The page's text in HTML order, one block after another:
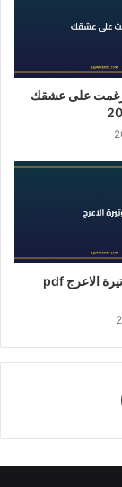
على عشقك
تحميل رواية وتيرة الاعرج pdf